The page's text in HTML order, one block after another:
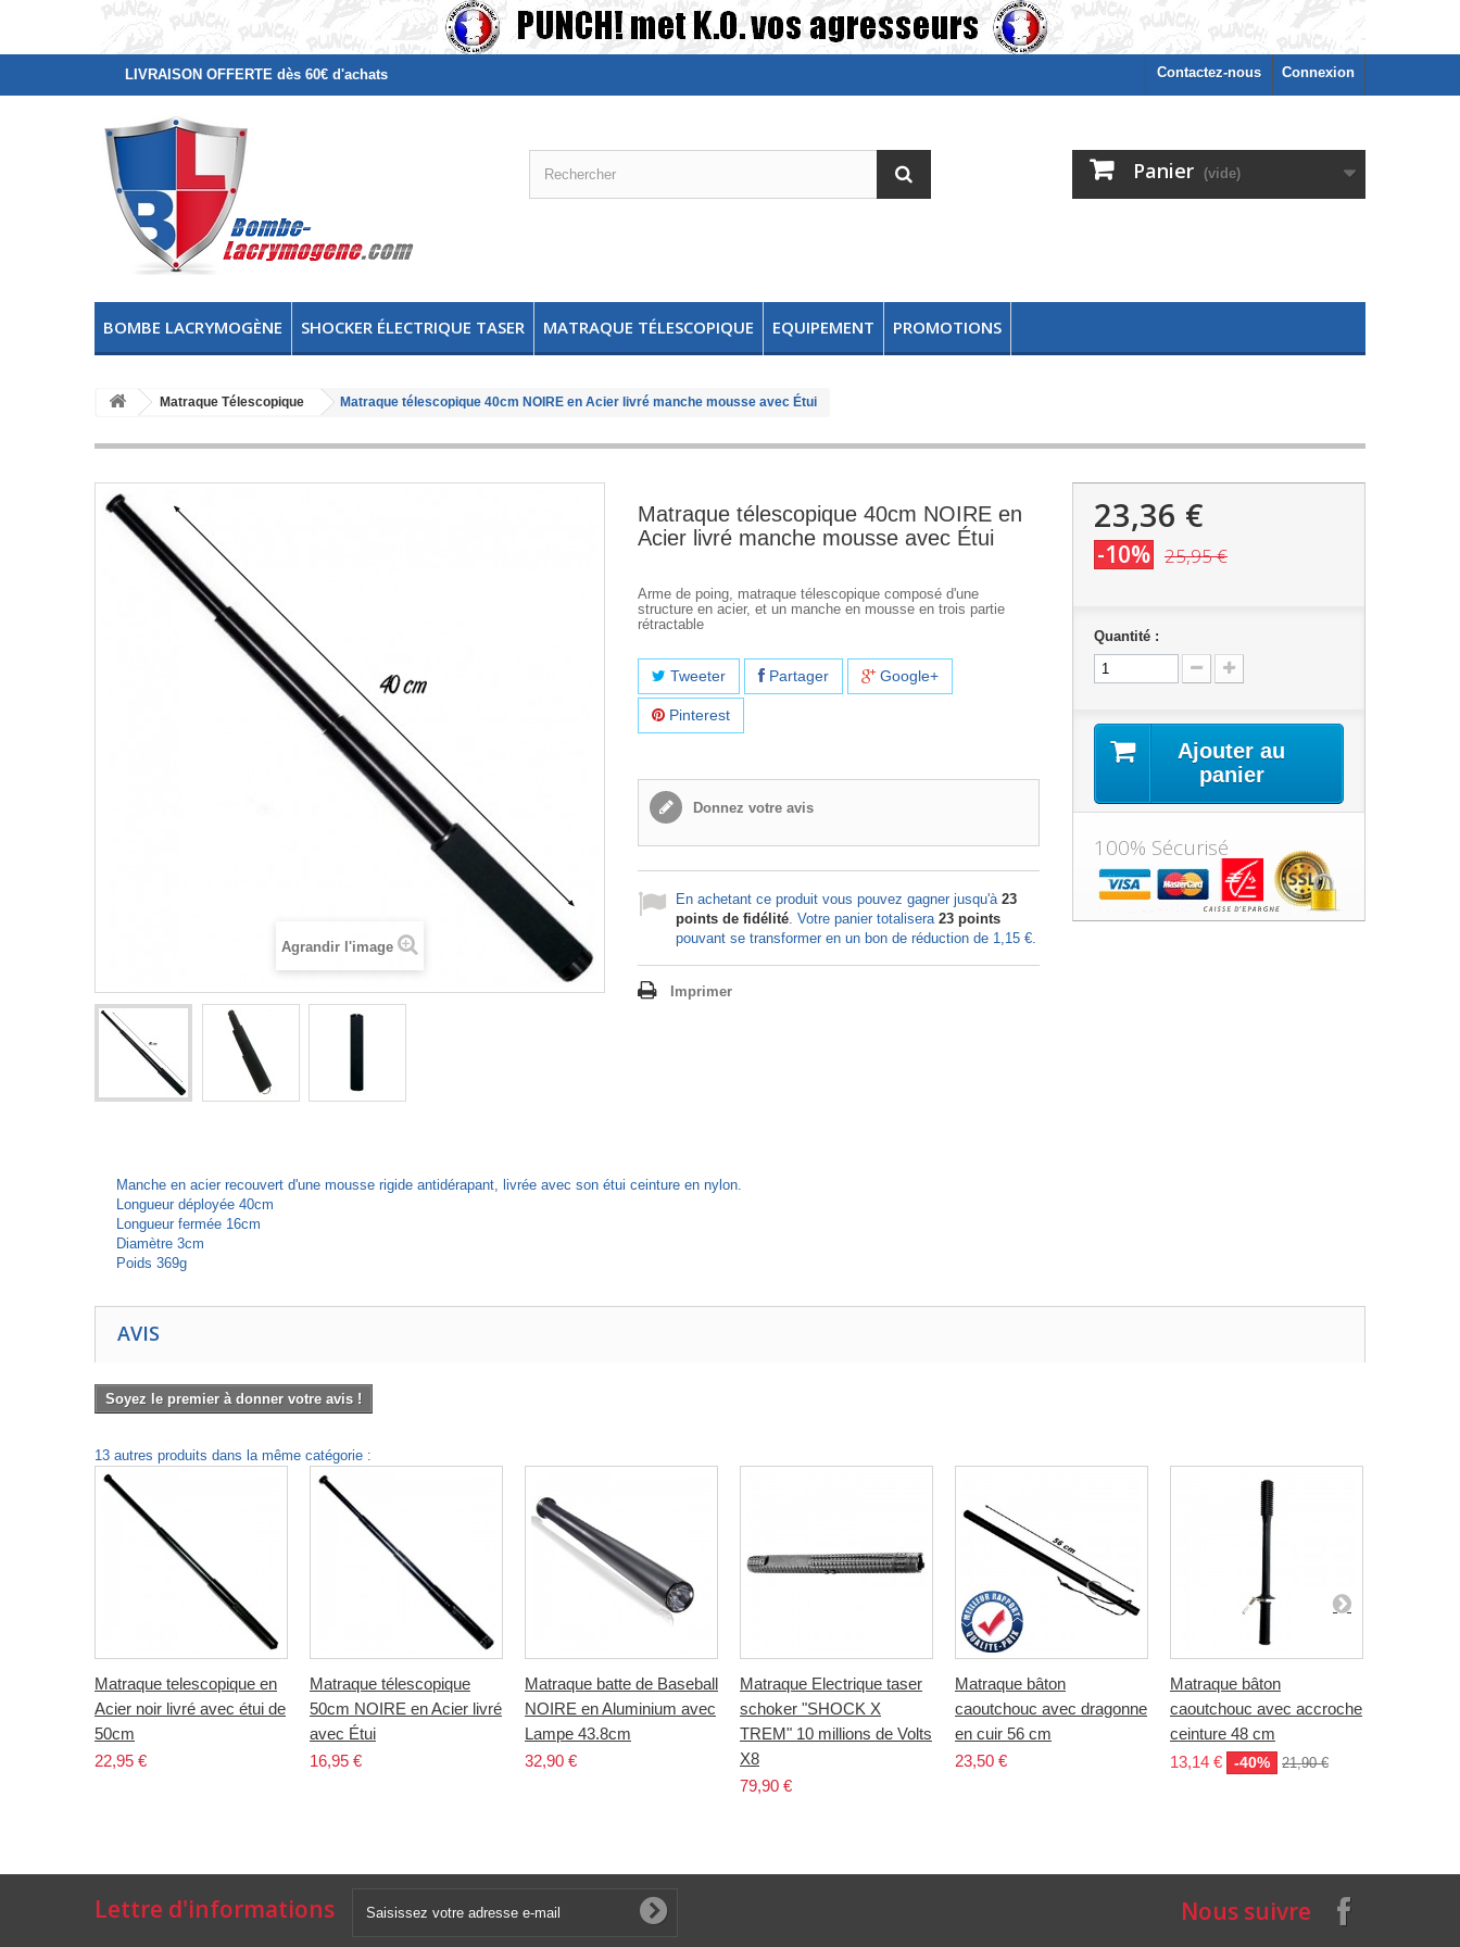
Connexion
Contactez-nous
LIVRAISON OFFERTE dès 60€ d'achats
Panier (vide)
BOMBE LACRYMOGÈNE SHOCKER ÉLECTRIQUE TASER MATRAQUE TÉLESCOPIQUE EQUIPEMENT PROMOTIONS
Matraque Télescopique Matraque télescopique 40cm NOIRE en Acier livré manche mousse avec Étui
Agrandir l'image
Matraque télescopique 40cm NOIRE en
Acier livré manche mousse avec Étui
Arme de poing, matraque télescopique composé d'une
structure en acier, et un manche en mousse en trois partie
rétractable
Tweeter Partager Google+
Pinterest
Donnez votre avis
En achetant ce produit vous pouvez gagner jusqu'à 23
points de fidélité. Votre panier totalisera 23 points
pouvant se transformer en un bon de réduction de 1,15 €.
Imprimer
23,36 €
-10% 25,95 €
Quantité :
Ajouter au
panier
100% Sécurisé
Manche en acier recouvert d'une mousse rigide antidérapant, livrée avec son étui ceinture en nylon.
Longueur déployée 40cm
Longueur fermée 16cm
Diamètre 3cm
Poids 369g
AVIS
Soyez le premier à donner votre avis !
13 autres produits dans la même catégorie :
Matraque telescopique en
Acier noir livré avec étui de
50cm
22,95 €
Matraque télescopique
50cm NOIRE en Acier livré
avec Étui
16,95 €
Matraque batte de Baseball
NOIRE en Aluminium avec
Lampe 43.8cm
32,90 €
Matraque Electrique taser
schoker "SHOCK X
TREM" 10 millions de Volts
X8
79,90 €
Matraque bâton
caoutchouc avec dragonne
en cuir 56 cm
23,50 €
Matraque bâton
caoutchouc avec accroche
ceinture 48 cm
13,14 €
-40% 21,90 €
Lettre d'informations Nous suivre